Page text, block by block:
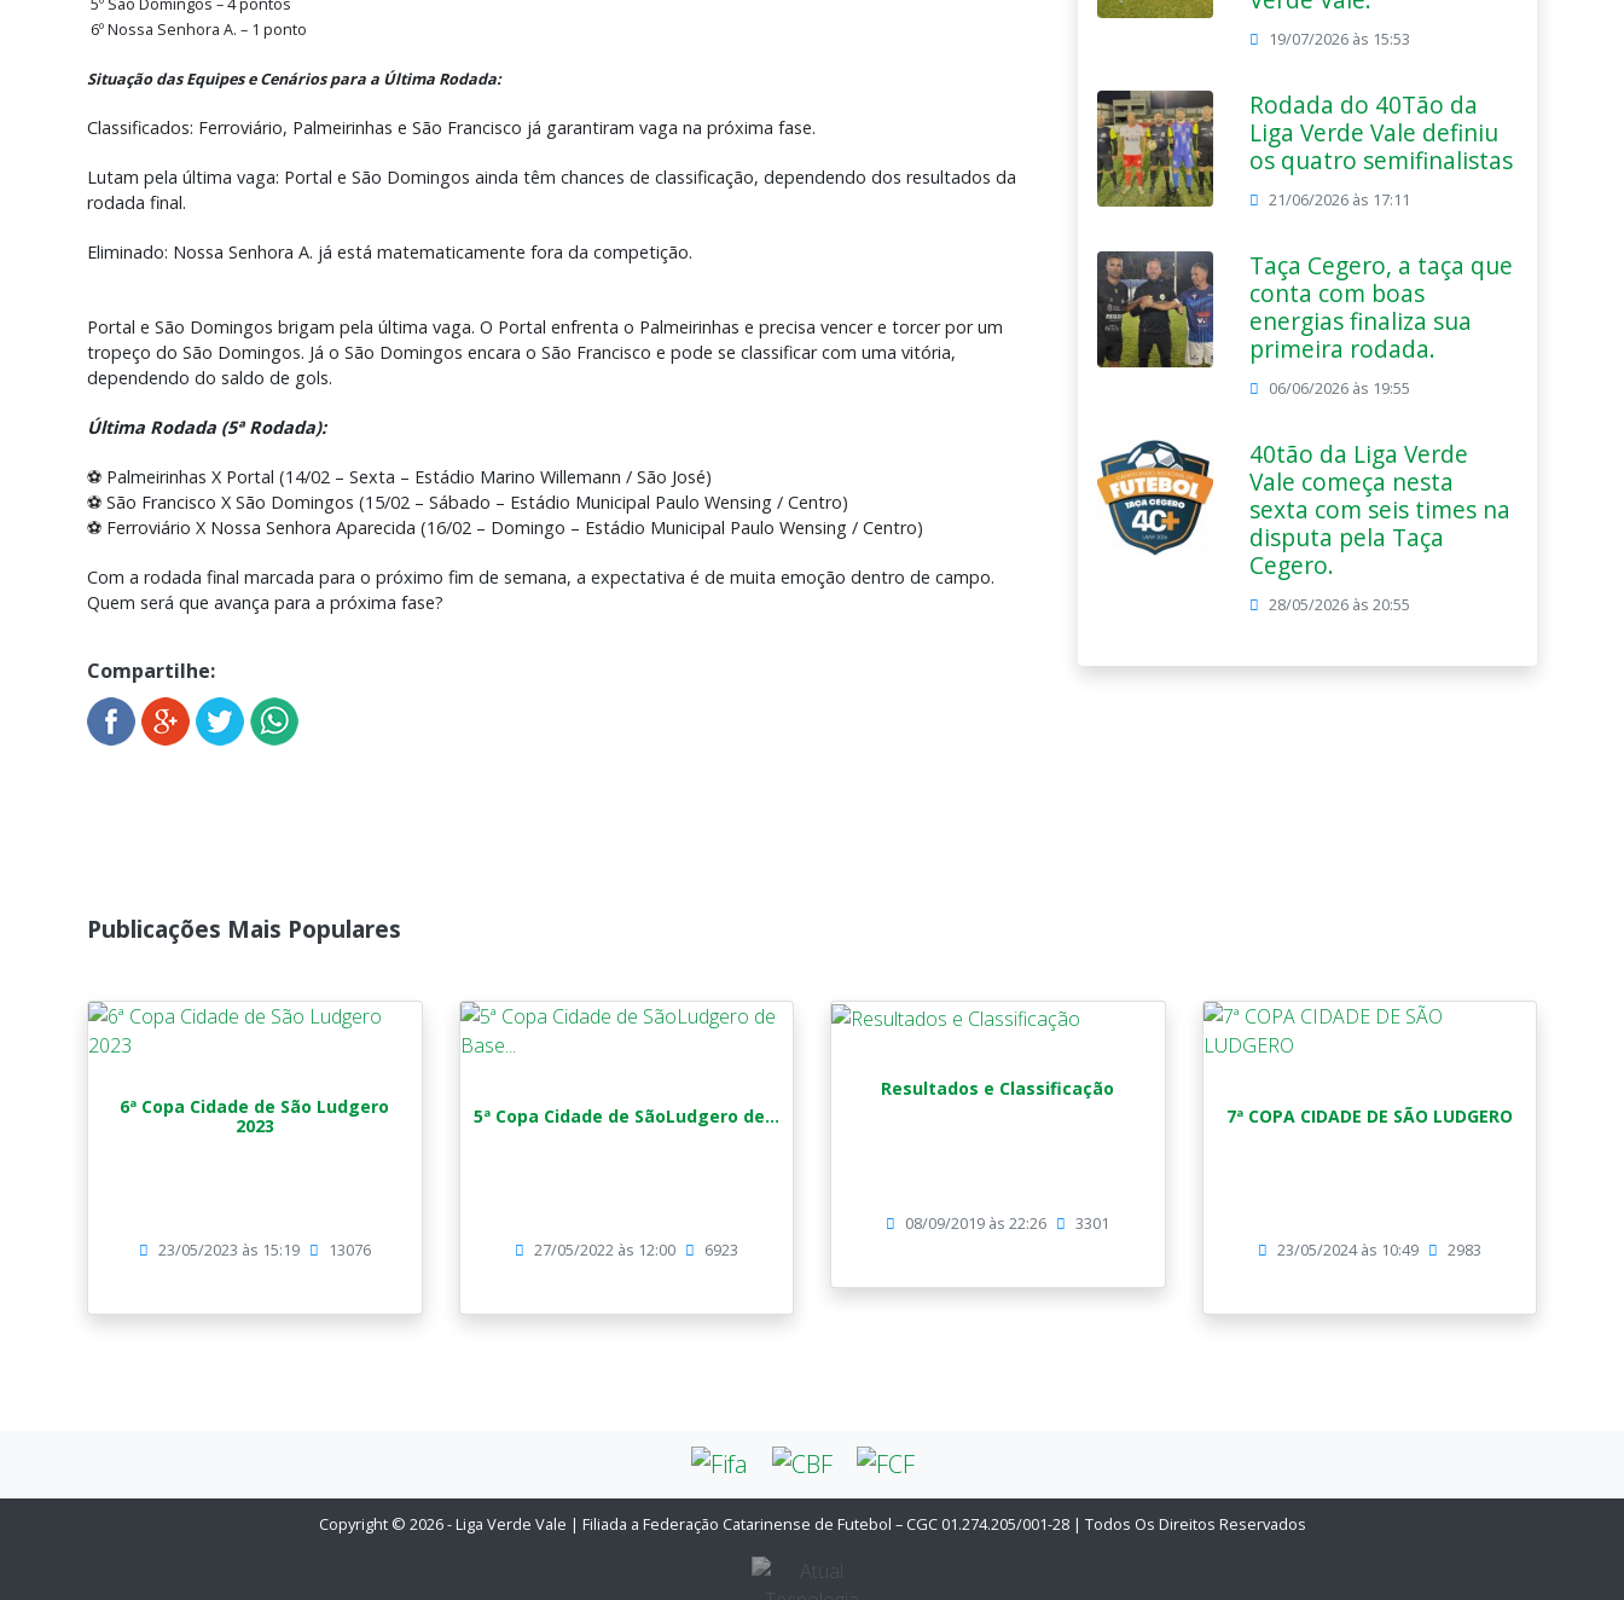
5º São Domingos – 4 pontos
6º Nossa Senhora A. – 1 ponto
Situação das Equipes e Cenários para a Última Rodada:
Classificados: Ferroviário, Palmeirinhas e São Francisco já garantiram vaga na próxima fase.
Lutam pela última vaga: Portal e São Domingos ainda têm chances de classificação, dependendo dos resultados da
rodada final.
Eliminado: Nossa Senhora A. já está matematicamente fora da competição.
Portal e São Domingos brigam pela última vaga. O Portal enfrenta o Palmeirinhas e precisa vencer e torcer por um
tropeço do São Domingos. Já o São Domingos encara o São Francisco e pode se classificar com uma vitória,
dependendo do saldo de gols.
Última Rodada (5ª Rodada):
⚽ Palmeirinhas X Portal (14/02 – Sexta – Estádio Marino Willemann / São José)
⚽ São Francisco X São Domingos (15/02 – Sábado – Estádio Municipal Paulo Wensing / Centro)
⚽ Ferroviário X Nossa Senhora Aparecida (16/02 – Domingo – Estádio Municipal Paulo Wensing / Centro)
Com a rodada final marcada para o próximo fim de semana, a expectativa é de muita emoção dentro de campo.
Quem será que avança para a próxima fase?
Compartilhe:
19/07/2026 às 15:53
Rodada do 40Tão da
Liga Verde Vale definiu
os quatro semifinalistas
21/06/2026 às 17:11
Taça Cegero, a taça que
conta com boas
energias finaliza sua
primeira rodada.
06/06/2026 às 19:55
40tão da Liga Verde
Vale começa nesta
sexta com seis times na
disputa pela Taça
Cegero.
28/05/2026 às 20:55
Publicações Mais Populares
6ª Copa Cidade de São Ludgero
2023
23/05/2023 às 15:19 13076
5ª Copa Cidade de SãoLudgero de...
27/05/2022 às 12:00 6923
Resultados e Classificação
08/09/2019 às 22:26 3301
7ª COPA CIDADE DE SÃO LUDGERO
23/05/2024 às 10:49 2983
Copyright © 2026 - Liga Verde Vale | Filiada a Federação Catarinense de Futebol – CGC 01.274.205/001-28 | Todos Os Direitos Reservados